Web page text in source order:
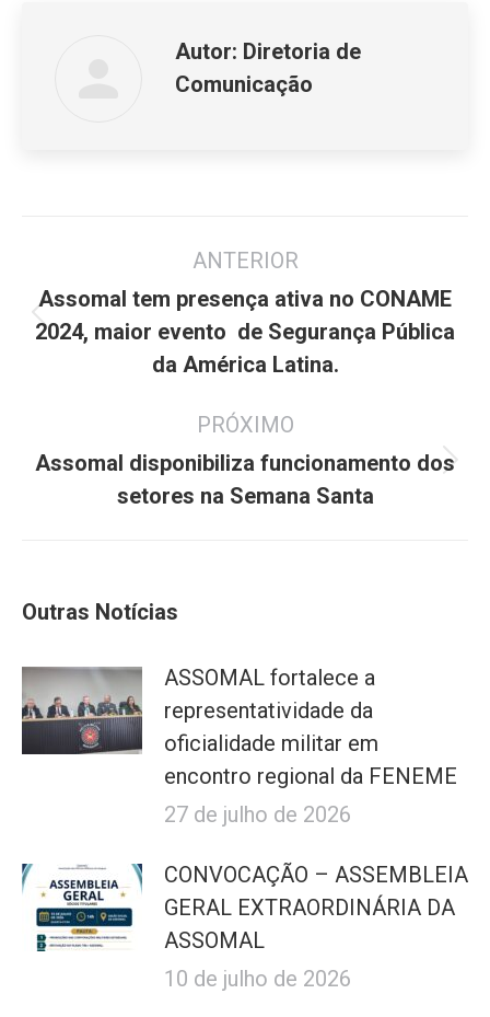
Autor: Diretoria de
Comunicação
post:
ANTERIOR
Post
anterior:
Assomal tem presença ativa no CONAME
2024, maior evento de Segurança Pública
da América Latina.
PRÓXIMO
Próximo
post:
Assomal disponibiliza funcionamento dos
setores na Semana Santa
Outras Notícias
ASSOMAL fortalece a
representatividade da
oficialidade militar em
encontro regional da FENEME
27 de julho de 2026
CONVOCAÇÃO – ASSEMBLEIA
GERAL EXTRAORDINÁRIA DA
ASSOMAL
10 de julho de 2026